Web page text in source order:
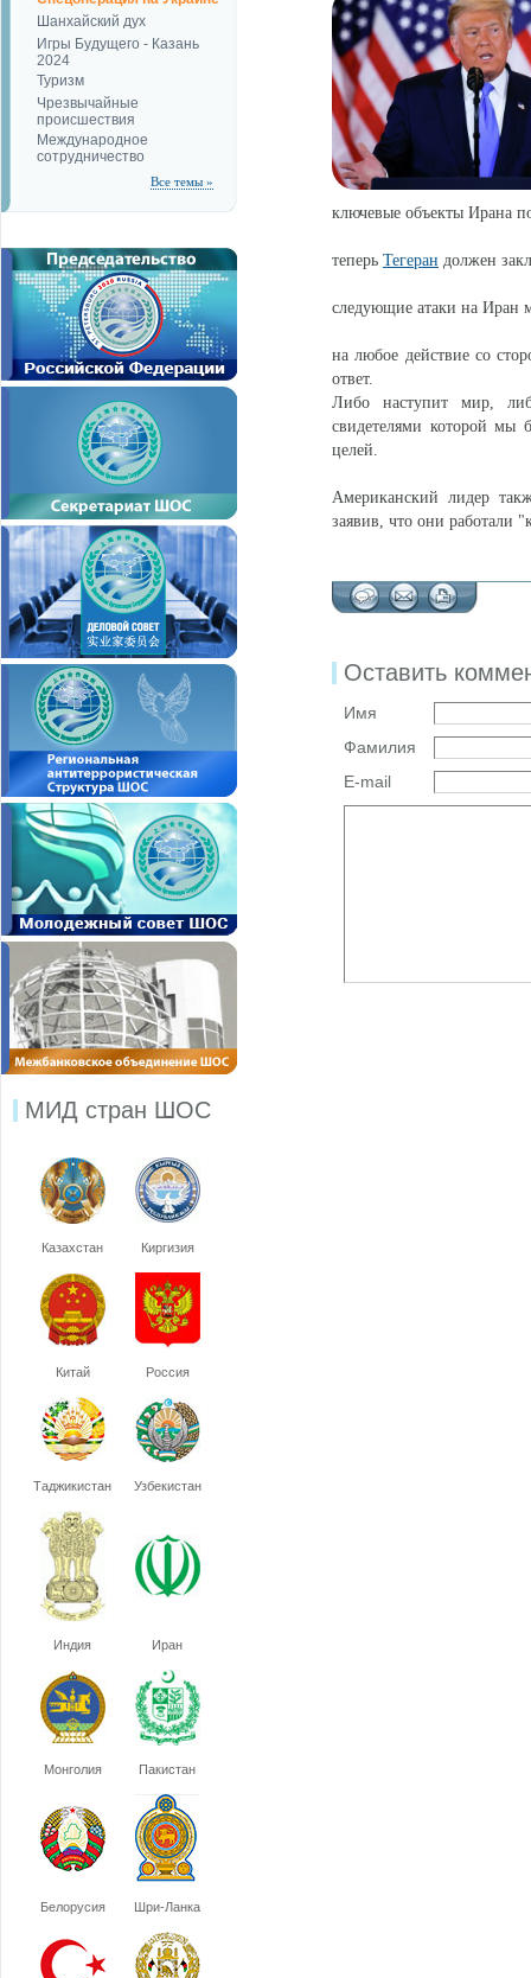
Шанхайский дух
Игры Будущего - Казань
2024
Туризм
Чрезвычайные
происшествия
Международное
сотрудничество
Все темы »
МИД стран ШОС
Казахстан Киргизия
Китай Россия
Таджикистан Узбекистан
Индия Иран
Монголия Пакистан
Белорусия Шри-Ланка
ключевые объекты Ирана
теперь Тегеран должен
следующие атаки на Иран
на любое действие со
ответ.
Либо наступит мир,
свидетелями которой мы
целей.
Американский лидер
заявив, что они работали
Оставить
Имя
Фамилия
E-mail